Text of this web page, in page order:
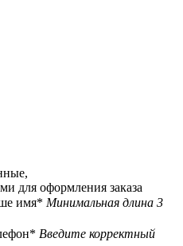
для оформления заказа
имя* Минимальная длина 3
Введите корректный